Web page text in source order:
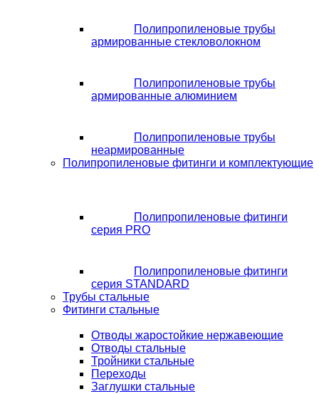
Полипропиленовые трубы
армированные стекловолокном
Полипропиленовые трубы
армированные алюминием
Полипропиленовые трубы
неармированные
Полипропиленовые фитинги и комплектующие
Полипропиленовые фитинги
серия PRO
Полипропиленовые фитинги
серия STANDARD
Трубы стальные
Фитинги стальные
Отводы жаростойкие нержавеющие
Отводы стальные
Тройники стальные
Переходы
Заглушки стальные